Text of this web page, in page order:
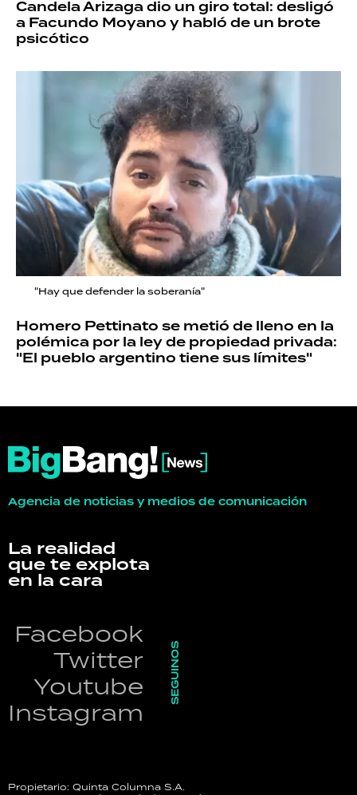
Candela Arizaga dio un giro total: desligó
a Facundo Moyano y habló de un brote
psicótico
"Hay que defender la soberanía"
Homero Pettinato se metió de lleno en la
polémica por la ley de propiedad privada:
"El pueblo argentino tiene sus límites"
Agencia de noticias y medios de comunicación
La realidad
que te explota
en la cara
Facebook
Twitter
Youtube
Instagram
SEGUINOS
Propietario: Quinta Columna S.A.